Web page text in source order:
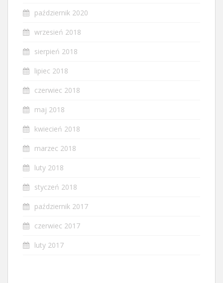
październik 2020
wrzesień 2018
sierpień 2018
lipiec 2018
czerwiec 2018
maj 2018
kwiecień 2018
marzec 2018
luty 2018
styczeń 2018
październik 2017
czerwiec 2017
luty 2017